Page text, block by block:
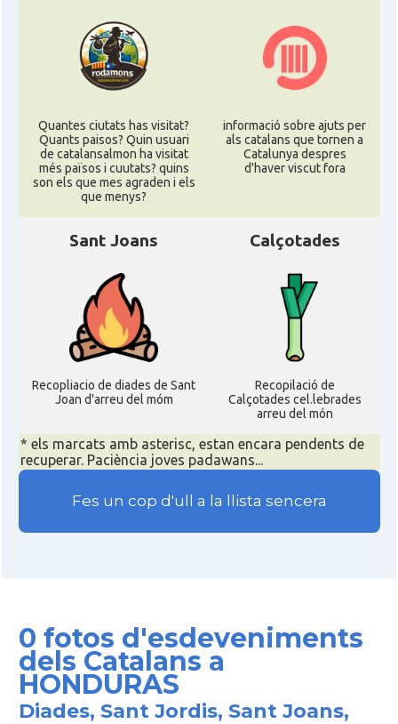
Quantes ciutats has visitat?
Quants paisos? Quin usuari
de catalansalmon ha visitat
més països i cuutats? quins
son els que mes agraden i els
que menys?
informació sobre ajuts per
als catalans que tornen a
Catalunya despres
d'haver viscut fora
Sant Joans
Recopliacio de diades de Sant
Joan d'arreu del móm
Calçotades
Recopilació de
Calçotades cel.lebrades
arreu del món
* els marcats amb asterisc, estan encara pendents de
recuperar. Paciència joves padawans...
Fes un cop d'ull a la llista sencera
0 fotos d'esdeveniments
dels Catalans a
HONDURAS
Diades, Sant Jordis, Sant Joans,